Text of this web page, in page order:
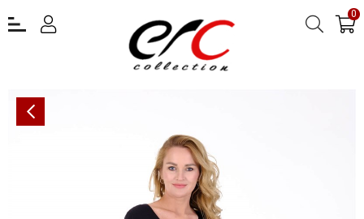
0
OTANTİK ETNİK GİYİM YAZLIK ELBİSE ERC COLLECTİON 3856 Sİ